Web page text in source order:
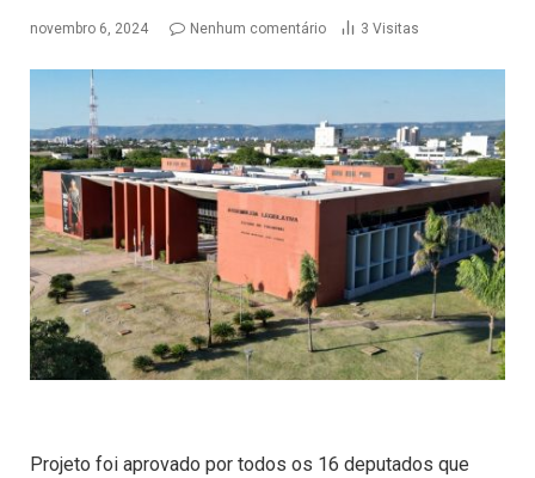
novembro 6, 2024 Nenhum comentário 3 Visitas
Projeto foi aprovado por todos os 16 deputados que